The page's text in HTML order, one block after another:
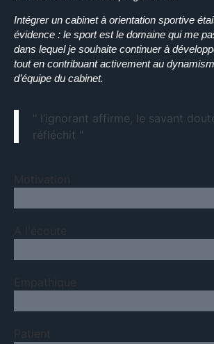
Intégrer un cabinet à orientation sportive
évidence : le sport est le domaine qui me
dans lequel je souhaite continuer à
tout en contribuant activement au
d’équipe du cabinet.
" l’ignorant affirme, le savant
réfléchit "
Motivation
A l'écoute
Empathique
Patient